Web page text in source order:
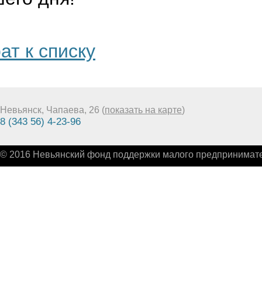
к списку
Невьянск, Чапаева, 26 (показать на карте)
8 (343 56) 4-23-96
© 2016 Невьянский фонд поддержки малого